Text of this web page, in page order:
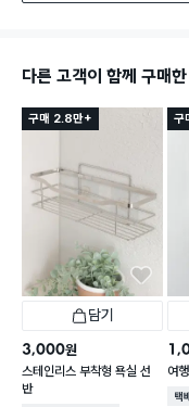
다른 고객이 함께 구매
구매 2.8만+
담기
3,000원
스테인리스 부착형 욕실 선
반
구
여
택